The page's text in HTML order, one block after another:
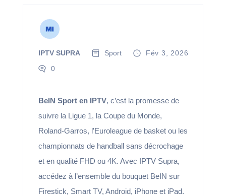
IPTV SUPRA Sport
Fév 3, 2026
0
BeIN Sport en IPTV, c’est la promesse de
suivre la Ligue 1, la Coupe du Monde,
Roland-Garros, l’Euroleague de basket ou les
championnats de handball sans décrochage
et en qualité FHD ou 4K. Avec IPTV Supra,
accédez à l’ensemble du bouquet BeIN sur
Firestick, Smart TV, Android, iPhone et iPad.